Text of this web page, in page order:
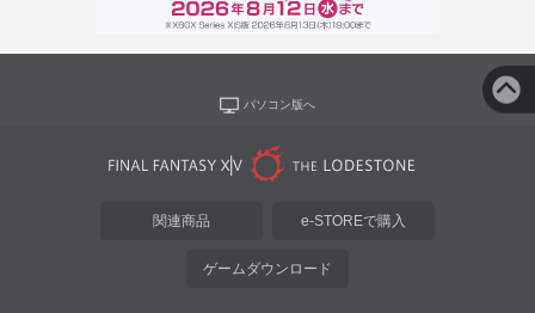
パソコン版へ
関連商品 e-STOREで購入
ゲームダウンロード